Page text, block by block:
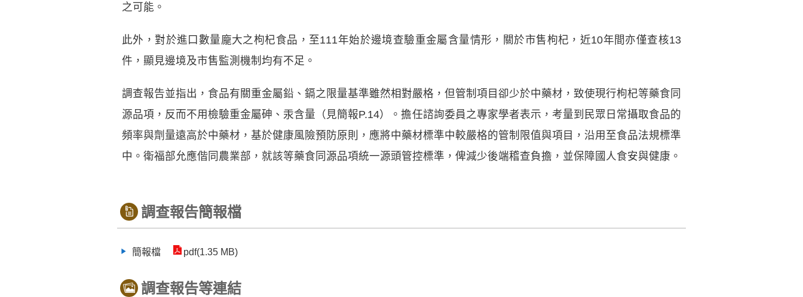
之可能。
此外，對於進口數量龐大之枸杞食品，至111年始於邊境查驗重金屬含量情形，關於市售枸杞，近10年間亦僅查核13
件，顯見邊境及市售監測機制均有不足。
調查報告並指出，食品有關重金屬鉛、鎘之限量基準雖然相對嚴格，但管制項目卻少於中藥材，致使現行枸杞等藥食同
源品項，反而不用檢驗重金屬砷、汞含量（見簡報P.14）。擔任諮詢委員之專家學者表示，考量到民眾日常攝取食品的
頻率與劑量遠高於中藥材，基於健康風險預防原則，應將中藥材標準中較嚴格的管制限值與項目，沿用至食品法規標準
中。衛福部允應偕同農業部，就該等藥食同源品項統一源頭管控標準，俾減少後端稽查負擔，並保障國人食安與健康。
調查報告簡報檔
簡報檔 pdf(1.35 MB)
調查報告等連結